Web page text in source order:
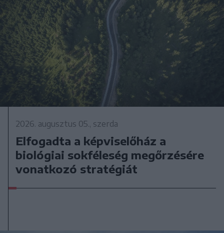
2026. augusztus 05., szerda
Elfogadta a képviselőház a
biológiai sokféleség megőrzésére
vonatkozó stratégiát